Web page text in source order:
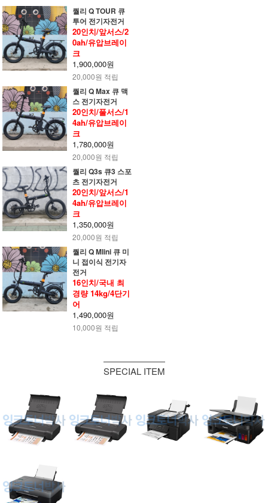
퀄리 Q TOUR 큐
투어 전기자전거
20인치/앞서스/2
0ah/유압브레이
크
1,900,000원
20,000원 적립
퀄리 Q Max 큐 맥
스 전기자전거
20인치/풀서스/1
4ah/유압브레이
크
1,780,000원
20,000원 적립
퀄리 Q3s 큐3 스포
츠 전기자전거
20인치/앞서스/1
4ah/유압브레이
크
1,350,000원
20,000원 적립
퀄리 Q MIini 큐 미
니 접이식 전기자
전거
16인치/국내 최
경량 14kg/4단기
어
1,490,000원
10,000원 적립
SPECIAL ITEM